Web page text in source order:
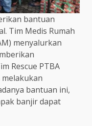
bantuan
Tim Medis Rumah
menyalurkan
Rescue PTBA
bantuan ini,
banjir dapat